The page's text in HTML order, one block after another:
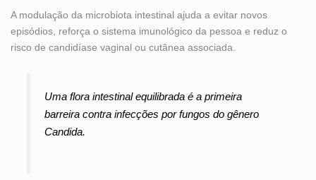
A modulação da microbiota intestinal ajuda a evitar novos
episódios, reforça o sistema imunológico da pessoa e reduz o
risco de candidíase vaginal ou cutânea associada.
Uma flora intestinal equilibrada é a primeira
barreira contra infecções por fungos do gênero
Candida.